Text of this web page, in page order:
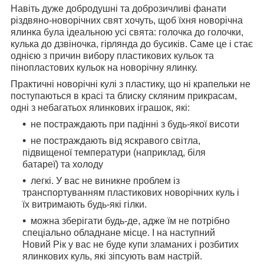
Навіть дуже добродушні та доброзичливі фанати
різдвяно-новорічних свят хочуть, щоб їхня новорічна
ялинка була ідеальною усі свята: голочка до голочки,
кулька до дзвіночка, гірлянда до бусиків. Саме це і стає
однією з причин вибору пластикових кульок та
пінопластових кульок на новорічну ялинку.
Практичні новорічні кулі з пластику, що ні крапельки не
поступаються в красі та блиску скляним прикрасам,
одні з небагатьох ялинкових іграшок, які:
не постраждають при падінні з будь-якої висоти
не постраждають від яскравого світла,
підвищеної температури (наприклад, біля
батареї) та холоду
легкі. У вас не виникне проблем із
транспортуванням пластикових новорічних куль і
їх витримають будь-які гілки.
можна зберігати будь-де, адже їм не потрібно
спеціально обладнане місце. І на наступний
Новий Рік у вас не буде купи зламаних і розбитих
ялинкових куль, які зіпсують вам настрій.